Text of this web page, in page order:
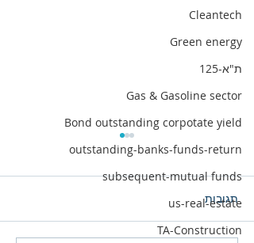
Cleantech
Green energy
ת"א-125
Gas & Gasoline sector
Bond outstanding corpotate yield
outstanding-banks-funds-return
subsequent-mutual funds
us-real-estate
TA-Construction
תגובות